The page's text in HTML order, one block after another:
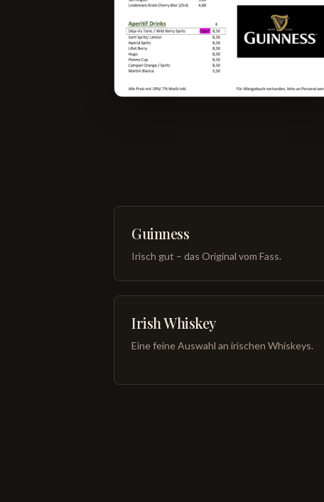
Guinness
Irisch gut – das Original vom Fass.
Irish Whiskey
Eine feine Auswahl an irischen Whiskeys.